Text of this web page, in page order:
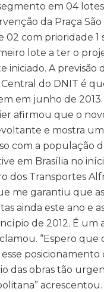
em 04
da Praça
02 com prioridade 1
lote a ter o
iniciado. A previsão
do DNIT é
em junho de 2013.
afirmou que o
e mostra
com a população
em Brasília no
dos Transportes
me garantiu que
ainda este ano e
de 2012. É um
“Espero que
posicionamento
das obras tão
acrescentou.